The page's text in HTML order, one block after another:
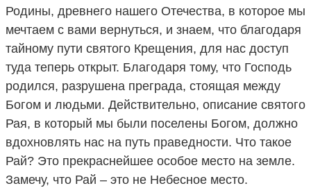
Родины, древнего нашего Отечества, в которое мы
мечтаем с вами вернуться, и знаем, что благодаря
тайному пути святого Крещения, для нас доступ
туда теперь открыт. Благодаря тому, что Господь
родился, разрушена преграда, стоящая между
Богом и людьми. Действительно, описание святого
Рая, в который мы были поселены Богом, должно
вдохновлять нас на путь праведности. Что такое
Рай? Это прекраснейшее особое место на земле.
Замечу, что Рай – это не Небесное место.